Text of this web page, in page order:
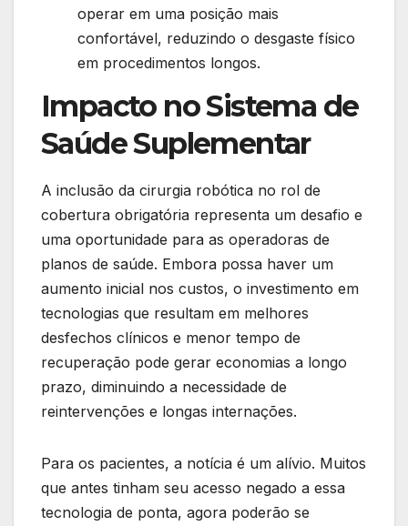
operar em uma posição mais
confortável, reduzindo o desgaste físico
em procedimentos longos.
Impacto no Sistema de
Saúde Suplementar
A inclusão da cirurgia robótica no rol de
cobertura obrigatória representa um desafio e
uma oportunidade para as operadoras de
planos de saúde. Embora possa haver um
aumento inicial nos custos, o investimento em
tecnologias que resultam em melhores
desfechos clínicos e menor tempo de
recuperação pode gerar economias a longo
prazo, diminuindo a necessidade de
reintervenções e longas internações.
Para os pacientes, a notícia é um alívio. Muitos
que antes tinham seu acesso negado a essa
tecnologia de ponta, agora poderão se